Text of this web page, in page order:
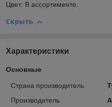
Цвет: В ассортименте.
Скрыть
Характеристики
Основные
Страна производитель
Производитель